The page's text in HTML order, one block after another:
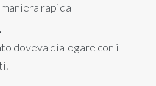
rapida
doveva dialogare con i